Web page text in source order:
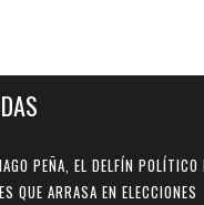
PEÑA, EL DELFÍN POLÍTICO
QUE ARRASA EN ELECCIONES